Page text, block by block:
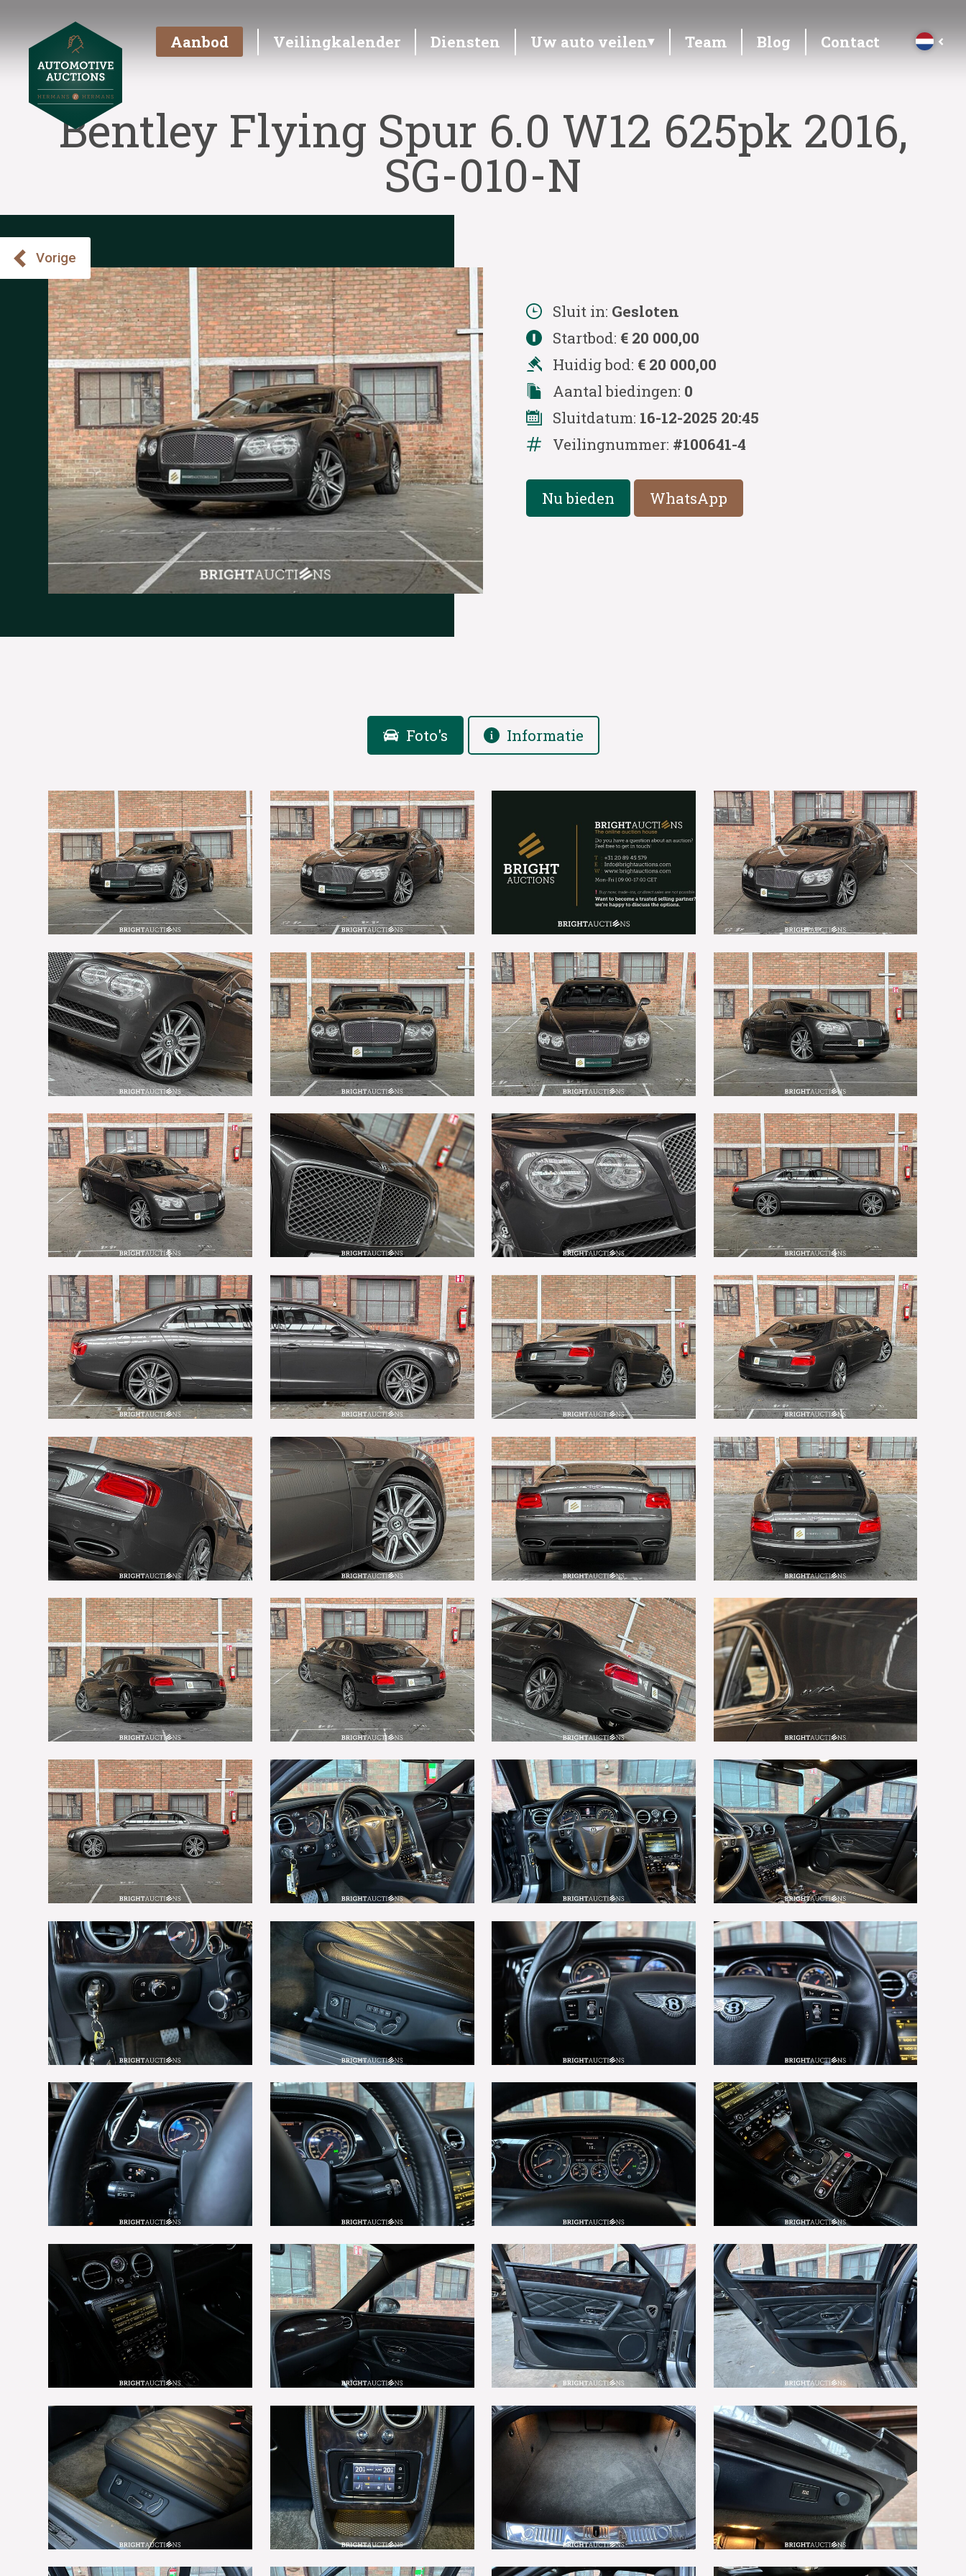
Aanbod Veilingkalender Diensten Uw auto veilen Team Blog Contact
Bentley Flying Spur 6.0 W12 625pk 2016,
SG-010-N
Sluit in: Gesloten
Startbod: € 20 000,00
Huidig bod: € 20 000,00
Aantal biedingen: 0
Sluitdatum: 16-12-2025 20:45
Veilingnummer: #100641-4
Nu bieden WhatsApp
Foto's Informatie
Vorige